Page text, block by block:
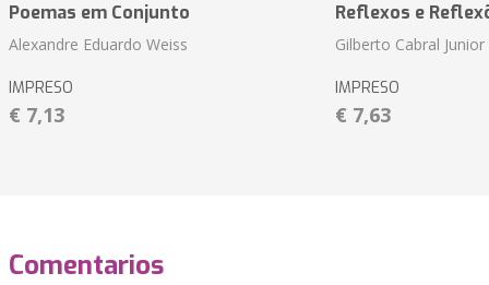
Poemas em Conjunto
Alexandre Eduardo Weiss
IMPRESO
€ 7,13
Reflexos e
Gilberto Cabral Junior
IMPRESO
€ 7,63
Comentarios